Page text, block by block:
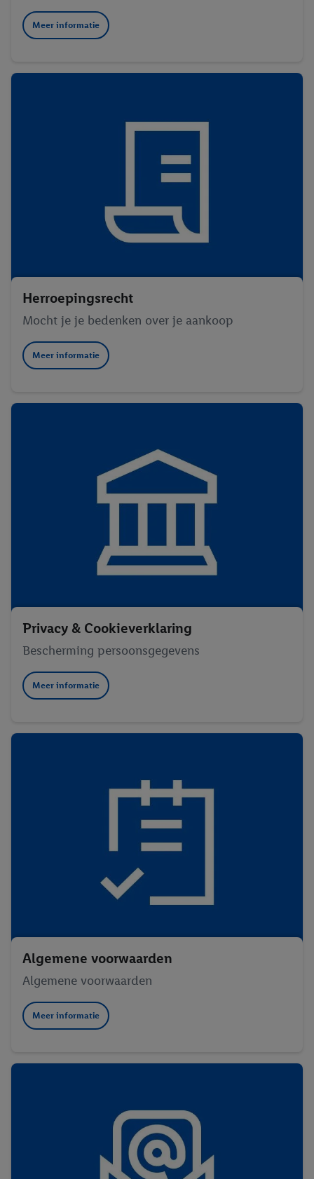
Meer informatie
Herroepingsrecht
Mocht je je bedenken over je aankoop
Meer informatie
Privacy & Cookieverklaring
Bescherming persoonsgegevens
Meer informatie
Algemene voorwaarden
Algemene voorwaarden
Meer informatie